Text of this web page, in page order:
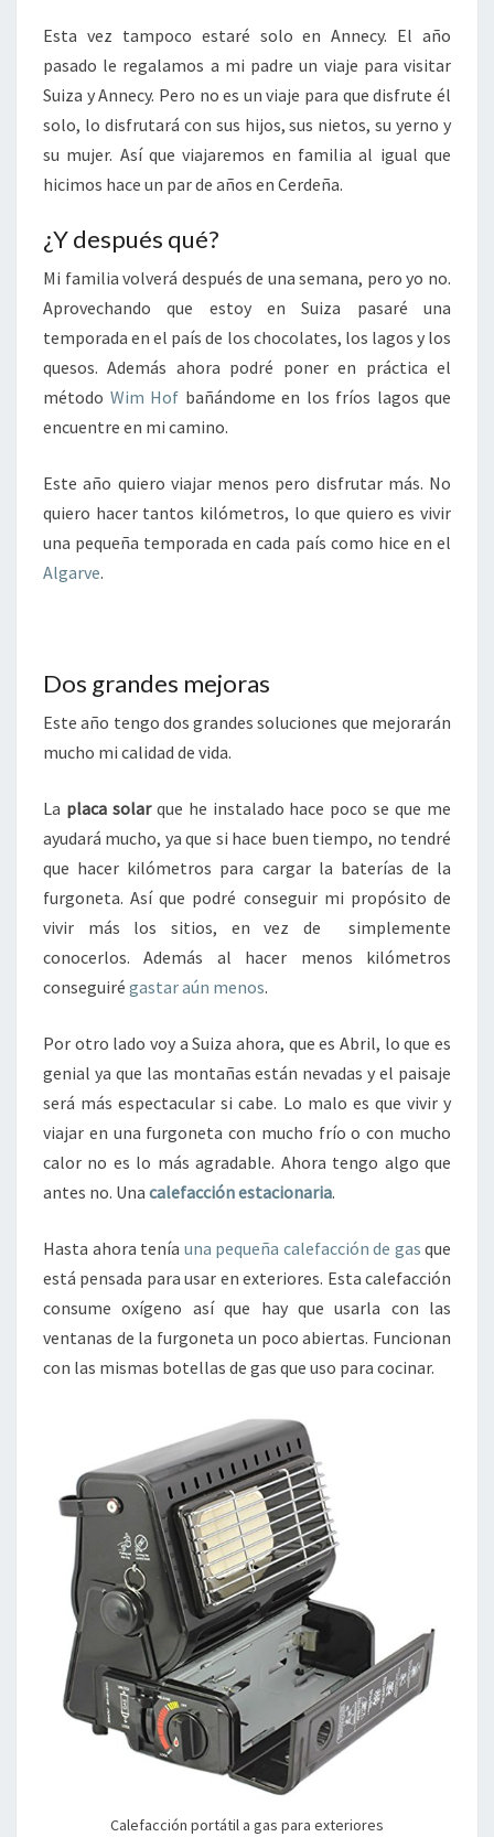
Esta vez tampoco estaré solo en Annecy. El año
pasado le regalamos a mi padre un viaje para visitar
Suiza y Annecy. Pero no es un viaje para que disfrute él
solo, lo disfrutará con sus hijos, sus nietos, su yerno y
su mujer. Así que viajaremos en familia al igual que
hicimos hace un par de años en Cerdeña.
¿Y después qué?
Mi familia volverá después de una semana, pero yo no.
Aprovechando que estoy en Suiza pasaré una
temporada en el país de los chocolates, los lagos y los
quesos. Además ahora podré poner en práctica el
método Wim Hof bañándome en los fríos lagos que
encuentre en mi camino.
Este año quiero viajar menos pero disfrutar más. No
quiero hacer tantos kilómetros, lo que quiero es vivir
una pequeña temporada en cada país como hice en el
Algarve.
Dos grandes mejoras
Este año tengo dos grandes soluciones que mejorarán
mucho mi calidad de vida.
La placa solarque he instalado hace poco se que me
ayudará mucho, ya que si hace buen tiempo, no tendré
que hacer kilómetros para cargar la baterías de la
furgoneta. Así que podré conseguir mi propósito de
vivir más los sitios, en vez de simplemente
conocerlos. Además al hacer menos kilómetros
conseguiré gastar aún menos.
Por otro lado voy a Suiza ahora, que es Abril, lo que es
genial ya que las montañas están nevadas y el paisaje
será más espectacular si cabe. Lo malo es que vivir y
viajar en una furgoneta con mucho frío o con mucho
calor no es lo más agradable. Ahora tengo algo que
antes no. Una calefacción estacionaria.
Hasta ahora tenía una pequeña calefacción de gas que
está pensada para usar en exteriores. Esta calefacción
consume oxígeno así que hay que usarla con las
ventanas de la furgoneta un poco abiertas. Funcionan
con las mismas botellas de gas que uso para cocinar.
Calefacción portátil a gas para exteriores